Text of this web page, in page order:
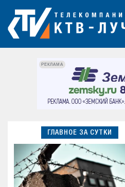
РЕКЛАМА
ГЛАВНОЕ ЗА СУТКИ